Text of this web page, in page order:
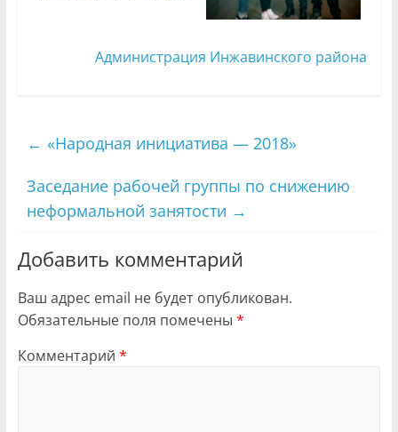
Администрация Инжавинского района
← «Народная инициатива — 2018»
Заседание рабочей группы по снижению
неформальной занятости →
Добавить комментарий
Ваш адрес email не будет опубликован.
Обязательные поля помечены *
Комментарий *